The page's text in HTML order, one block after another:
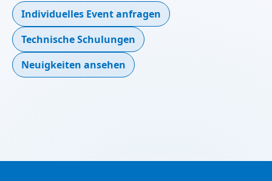
Individuelles Event anfragen
Technische Schulungen
Neuigkeiten ansehen